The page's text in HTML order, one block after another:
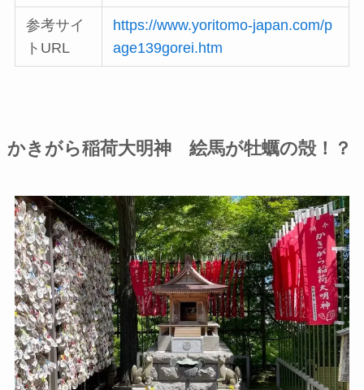
参考サイ
トURL
https://www.yoritomo-japan.com/p
age139gorei.htm
かきがら稲荷大明神 絵馬が牡蠣の殻！？